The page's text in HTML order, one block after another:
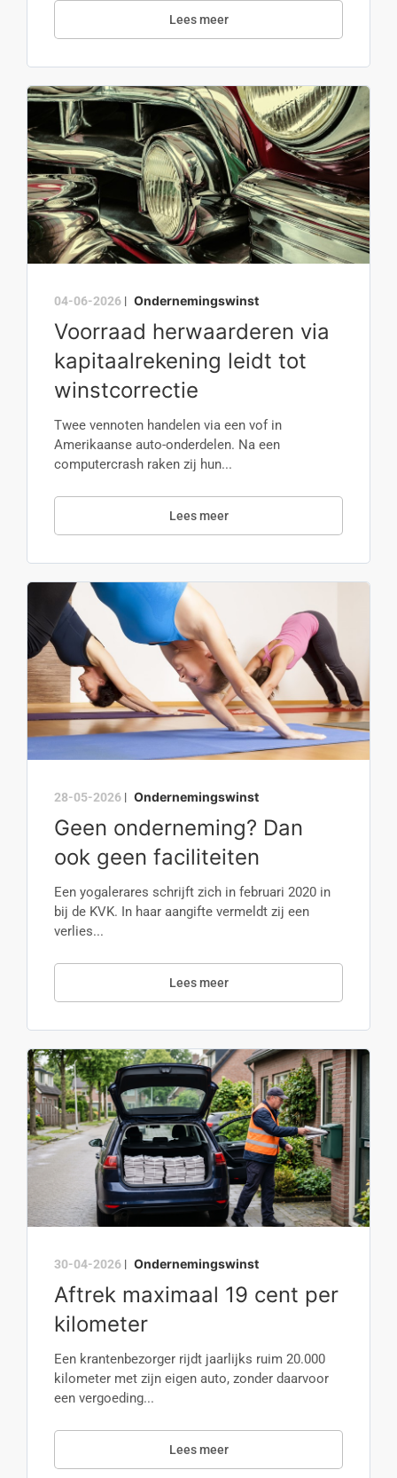
Lees meer
04-06-2026 | Ondernemingswinst
Voorraad herwaarderen via
kapitaalrekening leidt tot
winstcorrectie
Twee vennoten handelen via een vof in
Amerikaanse auto-onderdelen. Na een
computercrash raken zij hun...
Lees meer
28-05-2026 | Ondernemingswinst
Geen onderneming? Dan
ook geen faciliteiten
Een yogalerares schrijft zich in februari 2020 in
bij de KVK. In haar aangifte vermeldt zij een
verlies...
Lees meer
30-04-2026 | Ondernemingswinst
Aftrek maximaal 19 cent per
kilometer
Een krantenbezorger rijdt jaarlijks ruim 20.000
kilometer met zijn eigen auto, zonder daarvoor
een vergoeding...
Lees meer